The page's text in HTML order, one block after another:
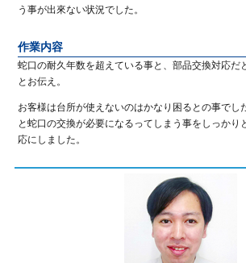
う事が出來ない状況でした。
作業内容
蛇口の耐久年数を超えている事と、部品交換対応だ
とお伝え。
お客様は台所が使えないのはかなり困るとの事でし
と蛇口の交換が必要になるってしまう事をしっかり
応にしました。